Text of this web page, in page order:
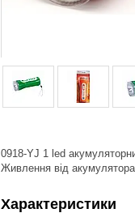
0918-YJ 1 led
Живлення від
Характеристики